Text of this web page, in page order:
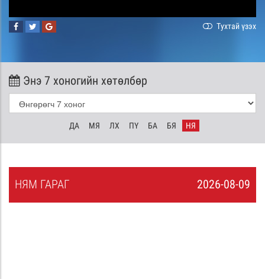
Тухтай үзэх
Энэ 7 хоногийн хөтөлбөр
ДА МЯ ЛХ ПҮ БА БЯ НЯ
2026-08-09
НЯМ ГАРАГ